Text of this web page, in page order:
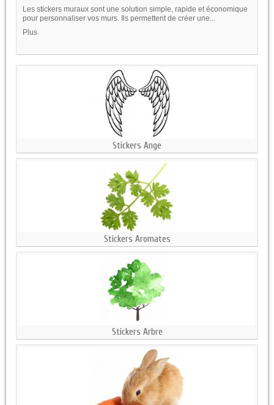
Les stickers muraux sont une solution simple, rapide et économique
pour personnaliser vos murs. Ils permettent de créer une...
Plus
Stickers Ange
Stickers Aromates
Stickers Arbre